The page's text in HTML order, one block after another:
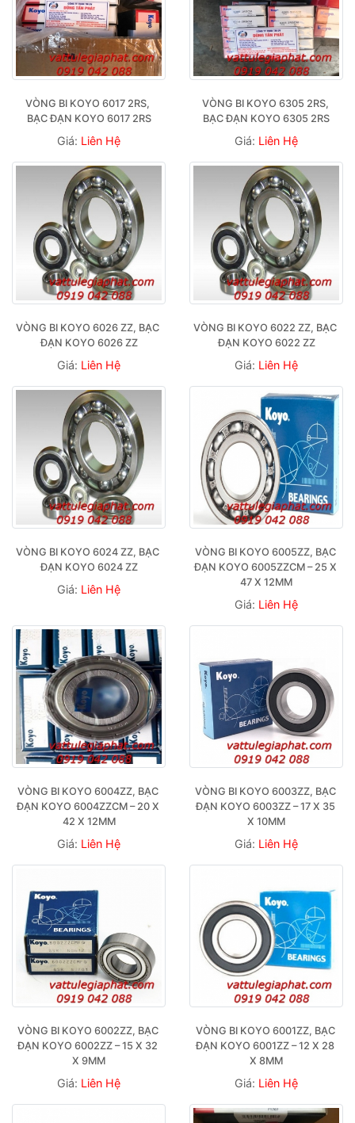
VÒNG BI KOYO 6017 2RS,
BẠC ĐẠN KOYO 6017 2RS
Giá: Liên Hệ
VÒNG BI KOYO 6305 2RS,
BẠC ĐẠN KOYO 6305 2RS
Giá: Liên Hệ
VÒNG BI KOYO 6026 ZZ, BẠC
ĐẠN KOYO 6026 ZZ
Giá: Liên Hệ
VÒNG BI KOYO 6022 ZZ, BẠC
ĐẠN KOYO 6022 ZZ
Giá: Liên Hệ
VÒNG BI KOYO 6024 ZZ, BẠC
ĐẠN KOYO 6024 ZZ
Giá: Liên Hệ
VÒNG BI KOYO 6005ZZ, BẠC
ĐẠN KOYO 6005ZZCM – 25 X
47 X 12MM
Giá: Liên Hệ
VÒNG BI KOYO 6004ZZ, BẠC
ĐẠN KOYO 6004ZZCM – 20 X
42 X 12MM
Giá: Liên Hệ
VÒNG BI KOYO 6003ZZ, BẠC
ĐẠN KOYO 6003ZZ – 17 X 35
X 10MM
Giá: Liên Hệ
VÒNG BI KOYO 6002ZZ, BẠC
ĐẠN KOYO 6002ZZ – 15 X 32
X 9MM
Giá: Liên Hệ
VÒNG BI KOYO 6001ZZ, BẠC
ĐẠN KOYO 6001ZZ – 12 X 28
X 8MM
Giá: Liên Hệ